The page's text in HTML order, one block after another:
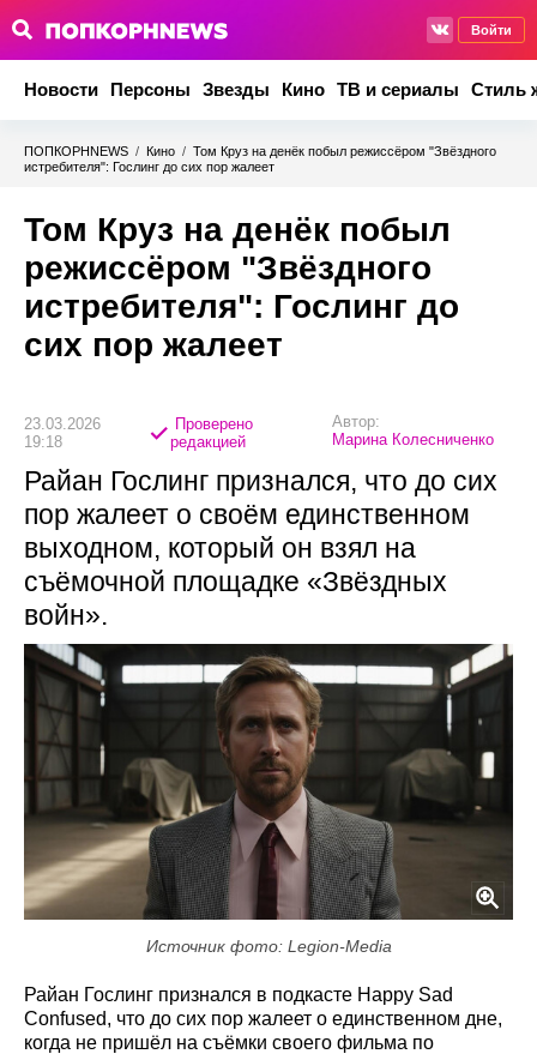
Войти
Новости Персоны Звезды Кино ТВ и сериалы Стиль
ПОПКОРНNEWS / Кино / Том Круз на денёк побыл режиссёром "Звёздного
истребителя": Гослинг до сих пор жалеет
Том Круз на денёк побыл
режиссёром "Звёздного
истребителя": Гослинг до
сих пор жалеет
23.03.2026
19:18
Проверено
редакцией
Автор:
Марина Колесниченко
Райан Гослинг признался, что до сих
пор жалеет о своём единственном
выходном, который он взял на
съёмочной площадке «Звёздных
войн».
Источник фото: Legion-Media
Райан Гослинг признался в подкасте Happy Sad
Confused, что до сих пор жалеет о единственном дне,
когда не пришёл на съёмки своего фильма по